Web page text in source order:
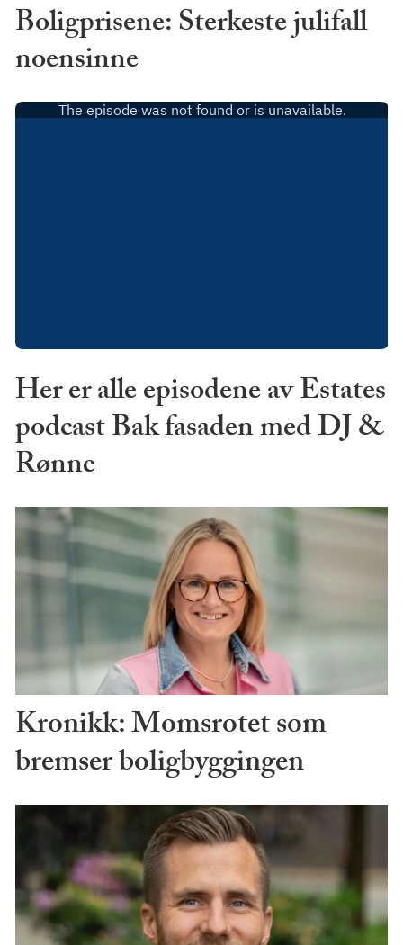
Boligprisene: Sterkeste julifall
noensinne
Her er alle episodene av Estates
podcast Bak fasaden med DJ &
Rønne
Kronikk: Momsrotet som
bremser boligbyggingen